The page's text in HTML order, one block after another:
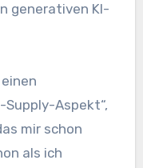
generativen KI-
Aspekt“,
mir schon
als ich